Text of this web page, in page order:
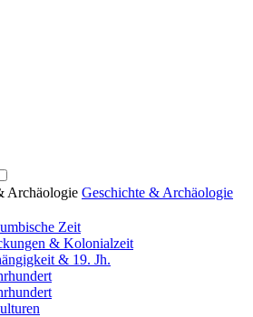
Archäologie Geschichte & Archäologie
Zeit
& Kolonialzeit
& 19. Jh.